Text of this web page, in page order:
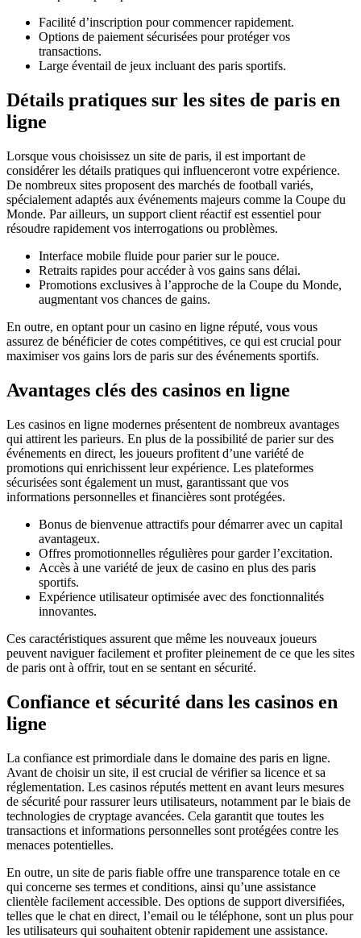
Facilité d’inscription pour commencer rapidement.
Options de paiement sécurisées pour protéger vos
transactions.
Large éventail de jeux incluant des paris sportifs.
Détails pratiques sur les sites de paris en
ligne
Lorsque vous choisissez un site de paris, il est important de
considérer les détails pratiques qui influenceront votre expérience.
De nombreux sites proposent des marchés de football variés,
spécialement adaptés aux événements majeurs comme la Coupe du
Monde. Par ailleurs, un support client réactif est essentiel pour
résoudre rapidement vos interrogations ou problèmes.
Interface mobile fluide pour parier sur le pouce.
Retraits rapides pour accéder à vos gains sans délai.
Promotions exclusives à l’approche de la Coupe du Monde,
augmentant vos chances de gains.
En outre, en optant pour un casino en ligne réputé, vous vous
assurez de bénéficier de cotes compétitives, ce qui est crucial pour
maximiser vos gains lors de paris sur des événements sportifs.
Avantages clés des casinos en ligne
Les casinos en ligne modernes présentent de nombreux avantages
qui attirent les parieurs. En plus de la possibilité de parier sur des
événements en direct, les joueurs profitent d’une variété de
promotions qui enrichissent leur expérience. Les plateformes
sécurisées sont également un must, garantissant que vos
informations personnelles et financières sont protégées.
Bonus de bienvenue attractifs pour démarrer avec un capital
avantageux.
Offres promotionnelles régulières pour garder l’excitation.
Accès à une variété de jeux de casino en plus des paris
sportifs.
Expérience utilisateur optimisée avec des fonctionnalités
innovantes.
Ces caractéristiques assurent que même les nouveaux joueurs
peuvent naviguer facilement et profiter pleinement de ce que les sites
de paris ont à offrir, tout en se sentant en sécurité.
Confiance et sécurité dans les casinos en
ligne
La confiance est primordiale dans le domaine des paris en ligne.
Avant de choisir un site, il est crucial de vérifier sa licence et sa
réglementation. Les casinos réputés mettent en avant leurs mesures
de sécurité pour rassurer leurs utilisateurs, notamment par le biais de
technologies de cryptage avancées. Cela garantit que toutes les
transactions et informations personnelles sont protégées contre les
menaces potentielles.
En outre, un site de paris fiable offre une transparence totale en ce
qui concerne ses termes et conditions, ainsi qu’une assistance
clientèle facilement accessible. Des options de support diversifiées,
telles que le chat en direct, l’email ou le téléphone, sont un plus pour
les utilisateurs qui souhaitent obtenir rapidement une assistance.